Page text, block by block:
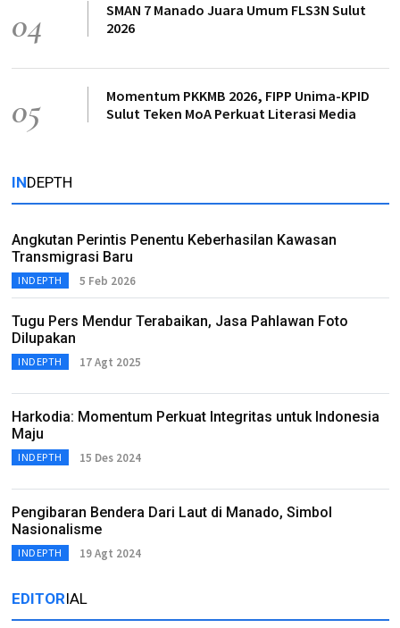
04
SMAN 7 Manado Juara Umum FLS3N Sulut
2026
05
Momentum PKKMB 2026, FIPP Unima-KPID
Sulut Teken MoA Perkuat Literasi Media
INDEPTH
Angkutan Perintis Penentu Keberhasilan Kawasan
Transmigrasi Baru
INDEPTH 5 Feb 2026
Tugu Pers Mendur Terabaikan, Jasa Pahlawan Foto
Dilupakan
INDEPTH 17 Agt 2025
Harkodia: Momentum Perkuat Integritas untuk Indonesia
Maju
INDEPTH 15 Des 2024
Pengibaran Bendera Dari Laut di Manado, Simbol
Nasionalisme
INDEPTH 19 Agt 2024
EDITORIAL